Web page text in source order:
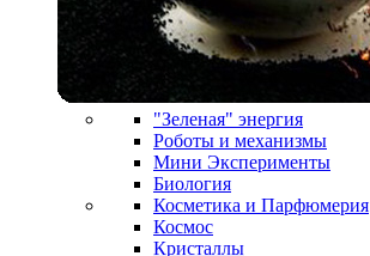
"Зеленая" энергия
Роботы и механизмы
Мини Эксперименты
Биология
Косметика и Парфюмерия
Космос
Кристаллы